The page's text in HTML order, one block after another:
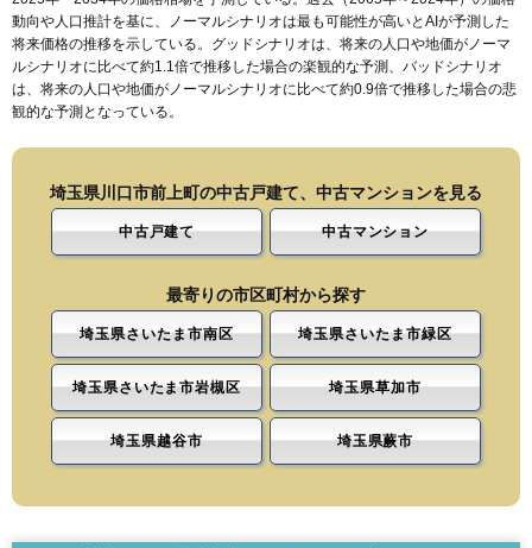
動向や人口推計を基に、ノーマルシナリオは最も可能性が高いとAIが予測した
将来価格の推移を示している。グッドシナリオは、将来の人口や地価がノーマ
ルシナリオに比べて約1.1倍で推移した場合の楽観的な予測、バッドシナリオ
は、将来の人口や地価がノーマルシナリオに比べて約0.9倍で推移した場合の悲
観的な予測となっている。
埼玉県川口市前上町の中古戸建て、中古マンションを見る
中古戸建て 中古マンション
最寄りの市区町村から探す
埼玉県さいたま市南区 埼玉県さいたま市緑区
埼玉県さいたま市岩槻区 埼玉県草加市
埼玉県越谷市 埼玉県蕨市